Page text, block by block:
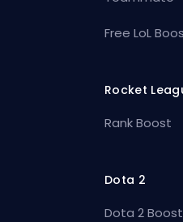
Free LoL
Rocket
Rank Boost
Dota 2
Dota 2